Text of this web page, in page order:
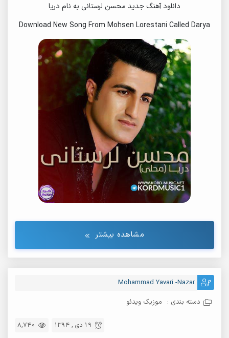
دانلود آهنگ جدید محسن لرستانی به نام دریا
Download New Song From Mohsen Lorestani Called Darya
مشاهده بیشتر
Mohammad Yavari -Nazar
دسته بندی : موزیک ویدئو
8,740 19 دی , 1394